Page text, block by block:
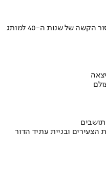
איך אסם הפכה את תקופת הצנע והמחסור הקשה של שנות ה-40 למותג
הצעירים ובניית עתיד הדור